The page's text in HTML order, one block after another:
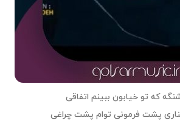
که تو خیابون ببینم اتفاقی
پشت فرمونی توام پشت چراغی